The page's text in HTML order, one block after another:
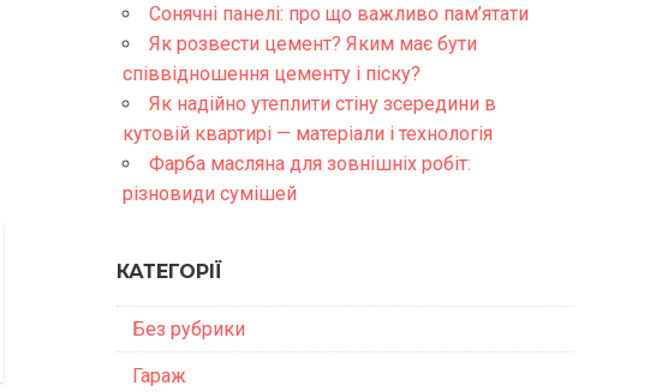
Сонячні панелі: про що важливо пам’ятати
Як розвести цемент? Яким має бути
співвідношення цементу і піску?
Як надійно утеплити стіну зсередини в
кутовій квартирі — матеріали і технологія
Фарба масляна для зовнішніх робіт:
різновиди сумішей
КАТЕГОРІЇ
Без рубрики
Гараж